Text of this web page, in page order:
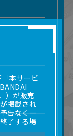
本サービ
）が販売
掲載され
告なく一
了する場